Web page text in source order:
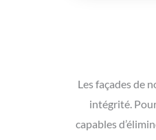
Les façades de
intégrité.
capables